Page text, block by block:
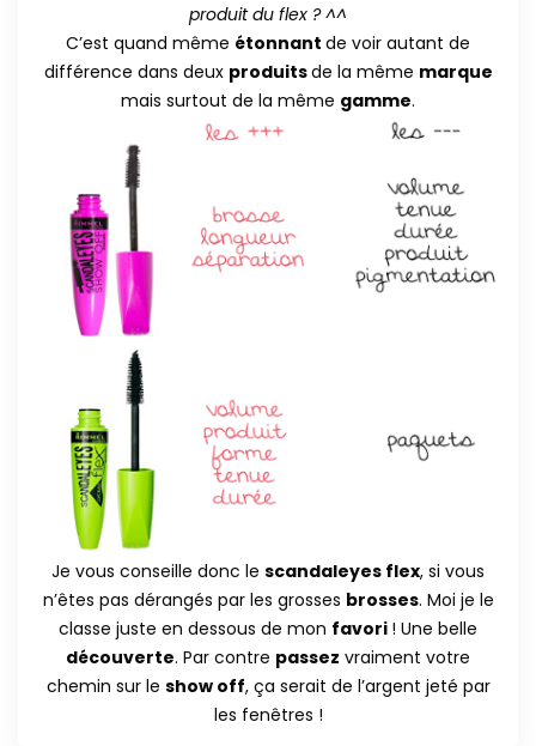
produit du flex ? ^^
C’est quand même étonnant de voir autant de
différence dans deux produitsde la même marque
mais surtout de la même gamme.
Je vous conseille donc le scandaleyes flex, si vous
n’êtes pas dérangés par les grosses brosses. Moi je le
classe juste en dessous de mon favori ! Une belle
découverte. Par contre passez vraiment votre
chemin sur le show off, ça serait de l’argent jeté par
les fenêtres !